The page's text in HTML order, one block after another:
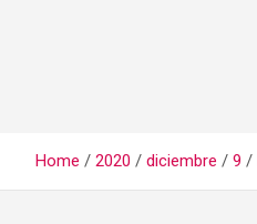
Home 2020 diciembre 9